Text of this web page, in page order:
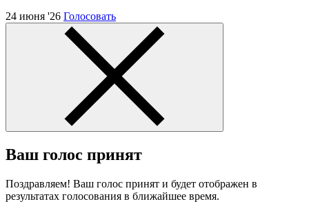
24 июня '26 Голосовать
Ваш голос принят
Поздравляем! Ваш голос принят и будет отображен в
результатах голосования в ближайшее время.